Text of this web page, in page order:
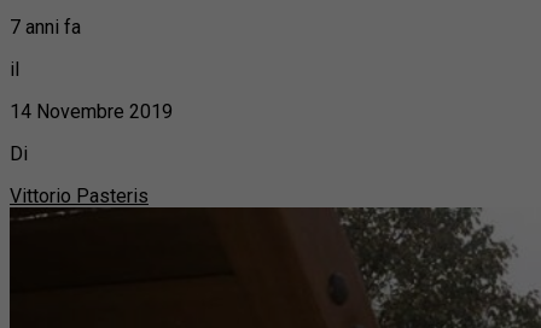
7 anni fa
il
14 Novembre 2019
Di
Vittorio Pasteris